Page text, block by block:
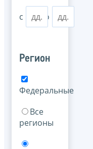
с по
Регион
Федеральные
Все
регионы